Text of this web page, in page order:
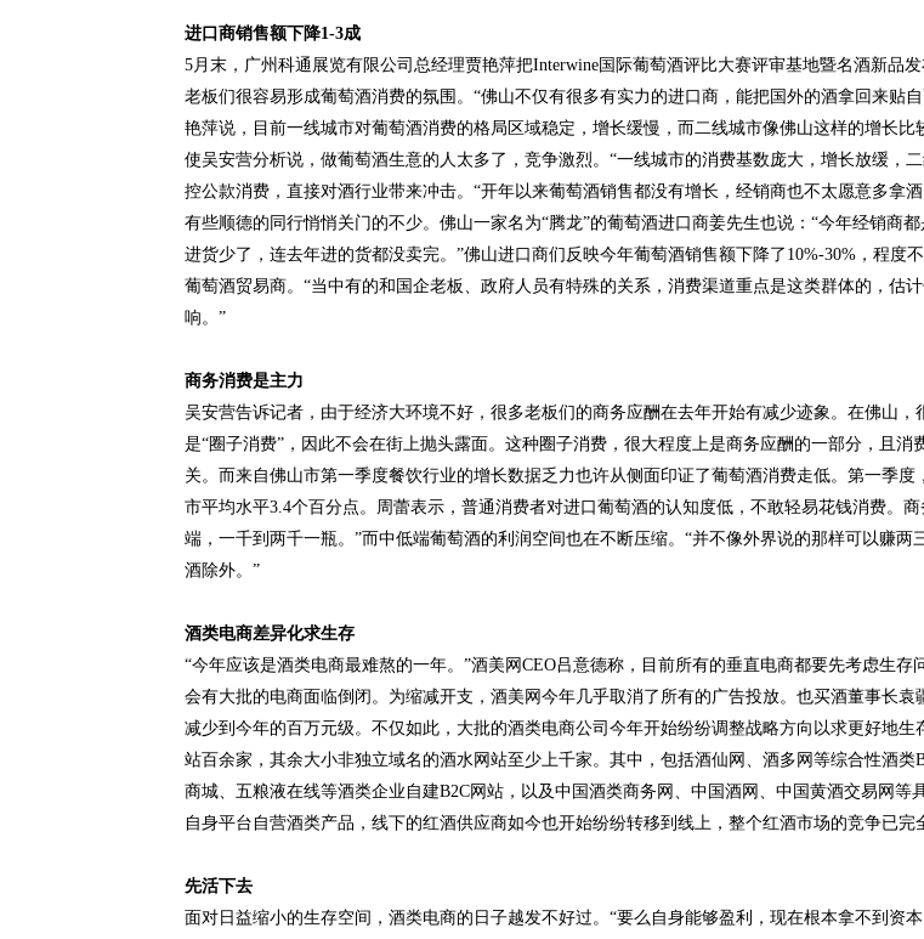
进口商销售额下降1-3成
5月末，广州科通展览有限公司总经理贾艳萍把Interwine国际葡萄酒评比大赛评审基地暨名酒新品
老板们很容易形成葡萄酒消费的氛围。“佛山不仅有很多有实力的进口商，能把国外的酒拿回来贴
艳萍说，目前一线城市对葡萄酒消费的格局区域稳定，增长缓慢，而二线城市像佛山这样的增长
使吴安营分析说，做葡萄酒生意的人太多了，竞争激烈。“一线城市的消费基数庞大，增长放缓，
控公款消费，直接对酒行业带来冲击。“开年以来葡萄酒销售都没有增长，经销商也不太愿意多拿
有些顺德的同行悄悄关门的不少。佛山一家名为“腾龙”的葡萄酒进口商姜先生也说：“今年经销商
进货少了，连去年进的货都没卖完。”佛山进口商们反映今年葡萄酒销售额下降了10%-30%，程度
葡萄酒贸易商。“当中有的和国企老板、政府人员有特殊的关系，消费渠道重点是这类群体的，估
响。”
商务消费是主力
吴安营告诉记者，由于经济大环境不好，很多老板们的商务应酬在去年开始有减少迹象。在佛山
是“圈子消费”，因此不会在街上抛头露面。这种圈子消费，很大程度上是商务应酬的一部分，且
关。而来自佛山市第一季度餐饮行业的增长数据乏力也许从侧面印证了葡萄酒消费走低。第一季
市平均水平3.4个百分点。周蕾表示，普通消费者对进口葡萄酒的认知度低，不敢轻易花钱消费。
端，一千到两千一瓶。”而中低端葡萄酒的利润空间也在不断压缩。“并不像外界说的那样可以赚
酒除外。”
酒类电商差异化求生存
“今年应该是酒类电商最难熬的一年。”酒美网CEO吕意德称，目前所有的垂直电商都要先考虑生
会有大批的电商面临倒闭。为缩减开支，酒美网今年几乎取消了所有的广告投放。也买酒董事长
减少到今年的百万元级。不仅如此，大批的酒类电商公司今年开始纷纷调整战略方向以求更好地
站百余家，其余大小非独立域名的酒水网站至少上千家。其中，包括酒仙网、酒多网等综合性酒
商城、五粮液在线等酒类企业自建B2C网站，以及中国酒类商务网、中国酒网、中国黄酒交易网
自身平台自营酒类产品，线下的红酒供应商如今也开始纷纷转移到线上，整个红酒市场的竞争已完
先活下去
面对日益缩小的生存空间，酒类电商的日子越发不好过。“要么自身能够盈利，现在根本拿不到资